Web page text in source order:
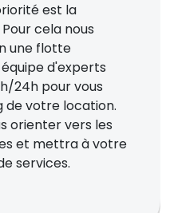
est la
cela nous
une flotte
d'experts
24h pour vous
votre location.
orienter vers les
et mettra à votre
services.